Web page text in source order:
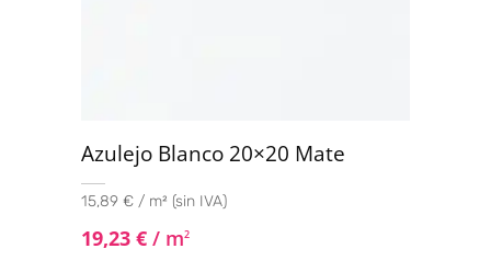
Azulejo Blanco 20×20 Mate
15,89 € / m² (sin IVA)
19,23 € / m2